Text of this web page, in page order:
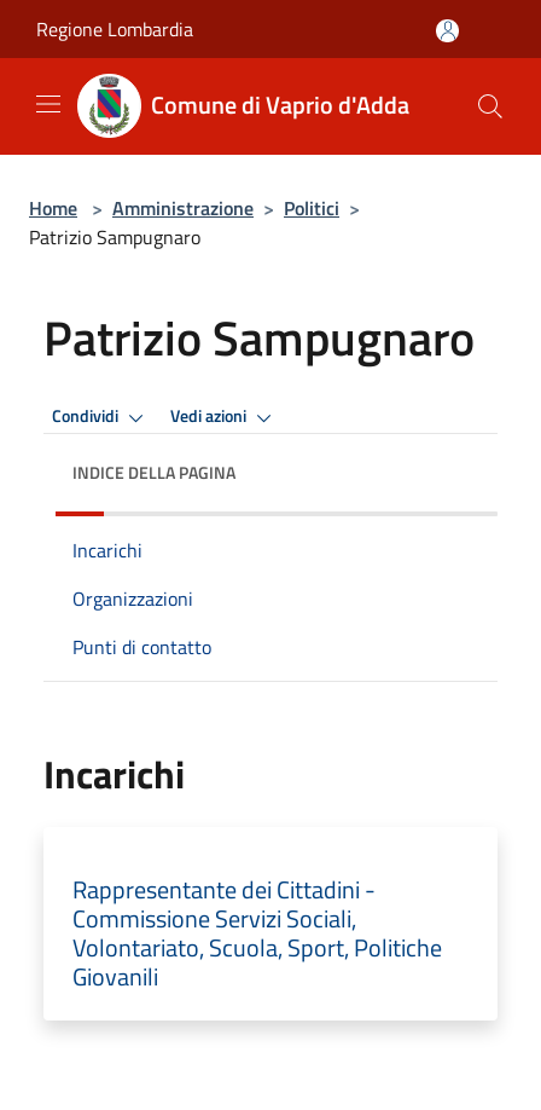
Regione Lombardia
Comune di Vaprio d'Adda
Home > Amministrazione > Politici >
Patrizio Sampugnaro
Patrizio Sampugnaro
Condividi Vedi azioni
INDICE DELLA PAGINA
Incarichi
Organizzazioni
Punti di contatto
Incarichi
Rappresentante dei Cittadini -
Commissione Servizi Sociali,
Volontariato, Scuola, Sport, Politiche
Giovanili